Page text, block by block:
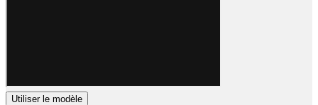
Utiliser le modèle